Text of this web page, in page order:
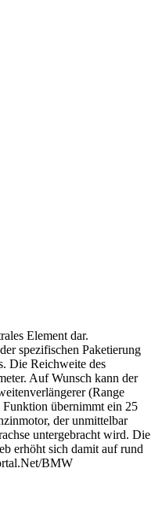
Element dar.
spezifischen Paketierung
Die Reichweite des
Auf Wunsch kann der
(Range
Funktion übernimmt ein 25
der unmittelbar
untergebracht wird. Die
erhöht sich damit auf rund
BMW